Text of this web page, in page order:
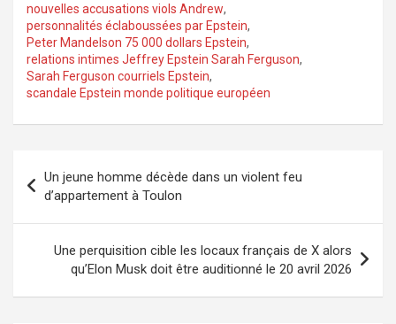
nouvelles accusations viols Andrew,
personnalités éclaboussées par Epstein,
Peter Mandelson 75 000 dollars Epstein,
relations intimes Jeffrey Epstein Sarah Ferguson,
Sarah Ferguson courriels Epstein,
scandale Epstein monde politique européen
de
l’article
Un jeune homme décède dans un violent feu
d’appartement à Toulon
Une perquisition cible les locaux français de X alors
qu’Elon Musk doit être auditionné le 20 avril 2026